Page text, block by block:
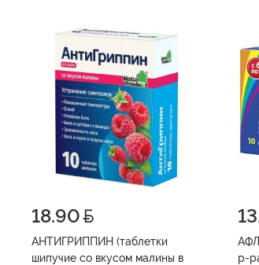
18.90
АНТИГРИППИН (таблетки
шипучие со вкусом малины в
р-